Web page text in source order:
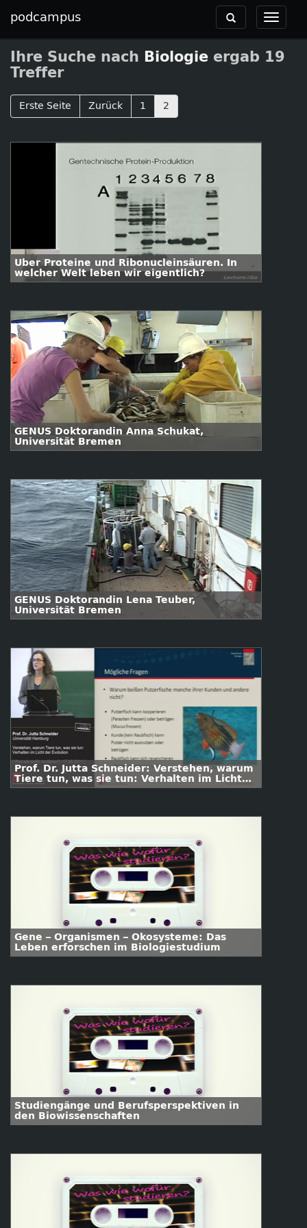
podcampus
Toggle
Toggle
navigation
Ihre Suche nach Biologie ergab 19
Treffer
Erste Seite Zurück 1 2
Über Proteine und Ribonucleinsäuren. In
welcher Welt leben wir eigentlich?
GENUS Doktorandin Anna Schukat,
Universität Bremen
GENUS Doktorandin Lena Teuber,
Universität Bremen
Prof. Dr. Jutta Schneider: Verstehen, warum
Tiere tun, was sie tun: Verhalten im Licht
der Evolution
Gene – Organismen – Ökosysteme: Das
Leben erforschen im Biologiestudium
Studiengänge und Berufsperspektiven in
den Biowissenschaften